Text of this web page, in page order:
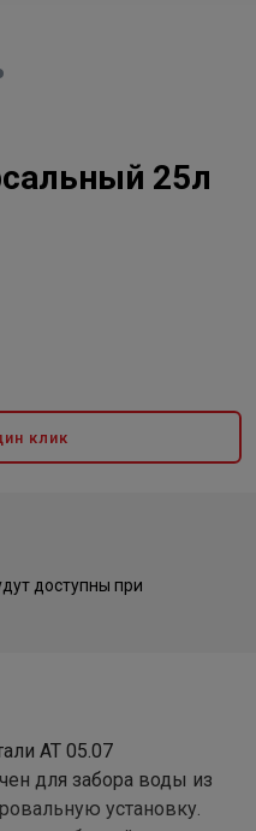
25л
клик
доступны при
АТ 05.07
для забора воды из
установку.